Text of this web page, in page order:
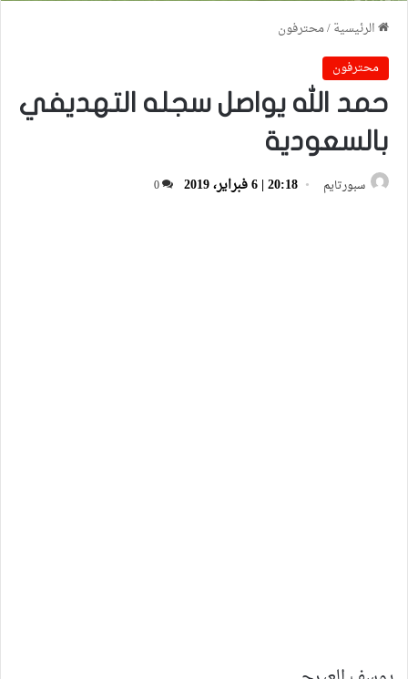
الرئيسية/محترفون
محترفون
حمد الله يواصل سجله التهديفي
بالسعودية
سبورتايم 20:18 | 6 فبراير، 2019 0